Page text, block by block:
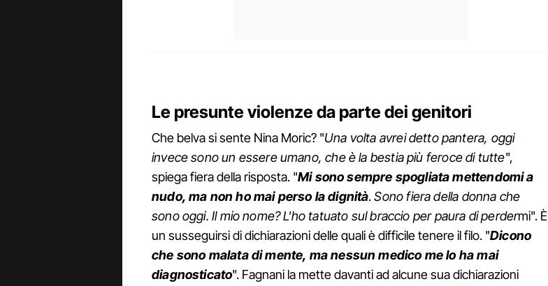
Le presunte violenze da parte dei genitori
Che belva si sente Nina Moric? "Una volta avrei detto pantera, oggi
invece sono un essere umano, che è la bestia più feroce di tutte",
spiega fiera della risposta. "Mi sono sempre spogliata mettendomi a
nudo, ma non ho mai perso la dignità.Sono fiera della donna che
sono oggi. Il mio nome? L'ho tatuato sul braccio per paura di perdermi". È
un susseguirsi di dichiarazioni delle quali è difficile tenere il filo. "Dicono
che sono malata di mente, ma nessun medico me lo ha mai
diagnosticato". Fagnani la mette davanti ad alcune sua dichiarazioni